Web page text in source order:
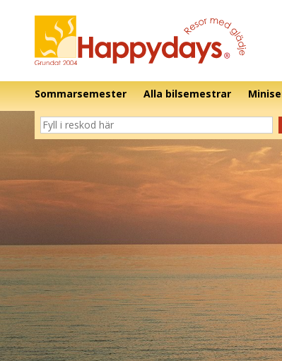
Sommarsemester Alla bilsemestrar